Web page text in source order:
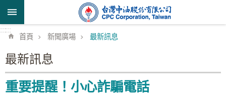
跳到主要內容區塊
::::::
首頁 新聞廣場 最新訊息
最新訊息
重要提醒！小心詐騙電話